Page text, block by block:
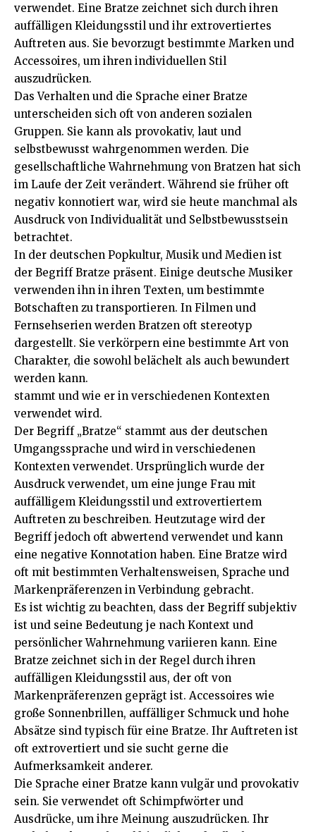
verwendet. Eine Bratze zeichnet sich durch ihren
auffälligen Kleidungsstil und ihr extrovertiertes
Auftreten aus. Sie bevorzugt bestimmte Marken und
Accessoires, um ihren individuellen Stil
auszudrücken.
Das Verhalten und die Sprache einer Bratze
unterscheiden sich oft von anderen sozialen
Gruppen. Sie kann als provokativ, laut und
selbstbewusst wahrgenommen werden. Die
gesellschaftliche Wahrnehmung von Bratzen hat sich
im Laufe der Zeit verändert. Während sie früher oft
negativ konnotiert war, wird sie heute manchmal als
Ausdruck von Individualität und Selbstbewusstsein
betrachtet.
In der deutschen Popkultur, Musik und Medien ist
der Begriff Bratze präsent. Einige deutsche Musiker
verwenden ihn in ihren Texten, um bestimmte
Botschaften zu transportieren. In Filmen und
Fernsehserien werden Bratzen oft stereotyp
dargestellt. Sie verkörpern eine bestimmte Art von
Charakter, die sowohl belächelt als auch bewundert
werden kann.
stammt und wie er in verschiedenen Kontexten
verwendet wird.
Der Begriff „Bratze“ stammt aus der deutschen
Umgangssprache und wird in verschiedenen
Kontexten verwendet. Ursprünglich wurde der
Ausdruck verwendet, um eine junge Frau mit
auffälligem Kleidungsstil und extrovertiertem
Auftreten zu beschreiben. Heutzutage wird der
Begriff jedoch oft abwertend verwendet und kann
eine negative Konnotation haben. Eine Bratze wird
oft mit bestimmten Verhaltensweisen, Sprache und
Markenpräferenzen in Verbindung gebracht.
Es ist wichtig zu beachten, dass der Begriff subjektiv
ist und seine Bedeutung je nach Kontext und
persönlicher Wahrnehmung variieren kann. Eine
Bratze zeichnet sich in der Regel durch ihren
auffälligen Kleidungsstil aus, der oft von
Markenpräferenzen geprägt ist. Accessoires wie
große Sonnenbrillen, auffälliger Schmuck und hohe
Absätze sind typisch für eine Bratze. Ihr Auftreten ist
oft extrovertiert und sie sucht gerne die
Aufmerksamkeit anderer.
Die Sprache einer Bratze kann vulgär und provokativ
sein. Sie verwendet oft Schimpfwörter und
Ausdrücke, um ihre Meinung auszudrücken. Ihr